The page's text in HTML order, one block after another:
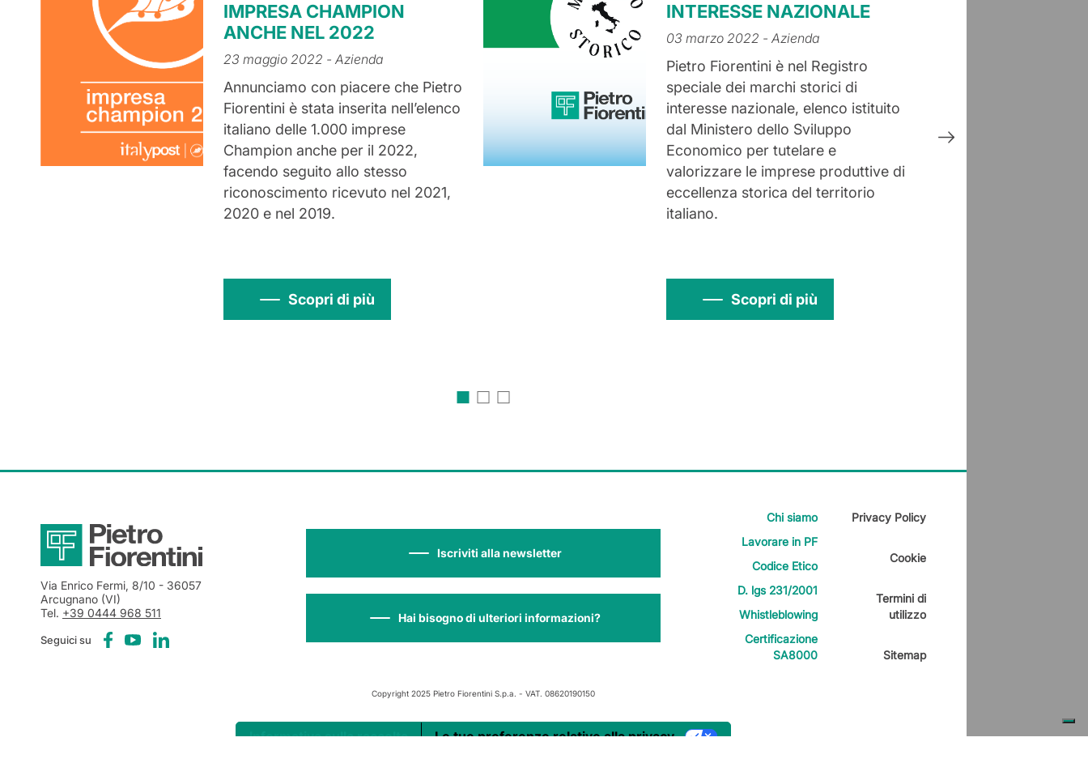
IMPRESA CHAMPION
ANCHE NEL 2022
23 maggio 2022 - Azienda
Annunciamo con piacere che Pietro
Fiorentini è stata inserita nell’elenco
italiano delle 1.000 imprese
Champion anche per il 2022,
facendo seguito allo stesso
riconoscimento ricevuto nel 2021,
2020 e nel 2019.
Scopri di più
INTERESSE NAZIONALE
03 marzo 2022 - Azienda
Pietro Fiorentini è nel Registro
speciale dei marchi storici di
interesse nazionale, elenco istituito
dal Ministero dello Sviluppo
Economico per tutelare e
valorizzare le imprese produttive di
eccellenza storica del territorio
italiano.
Scopri di più
Via Enrico Fermi, 8/10 - 36057
Arcugnano (VI)
Tel. +39 0444 968 511
Seguici su
Iscriviti alla newsletter
Hai bisogno di ulteriori informazioni?
Chi siamo
Lavorare in PF
Codice Etico
D. lgs 231/2001
Whistleblowing
Certificazione
SA8000
Privacy Policy
Cookie
Termini di
utilizzo
Sitemap
Copyright 2025 Pietro Fiorentini S.p.a. - VAT. 08620190150
Informativa sulla raccolta Le tue preferenze relative alla privacy